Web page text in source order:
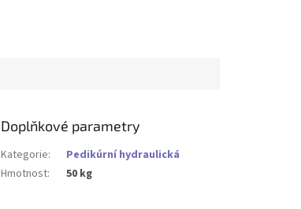
Doplňkové parametry
Kategorie:
Pedikúrní hydraulická
Hmotnost: 50 kg